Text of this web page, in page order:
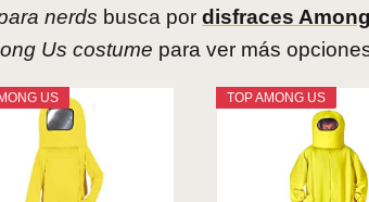
nerds busca pordisfraces
Us costume para ver más
US TOP AMONG US